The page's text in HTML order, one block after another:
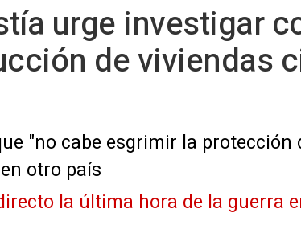
urge investigar
de viviendas
"no cabe esgrimir la
otro país
la última hora de la guerra